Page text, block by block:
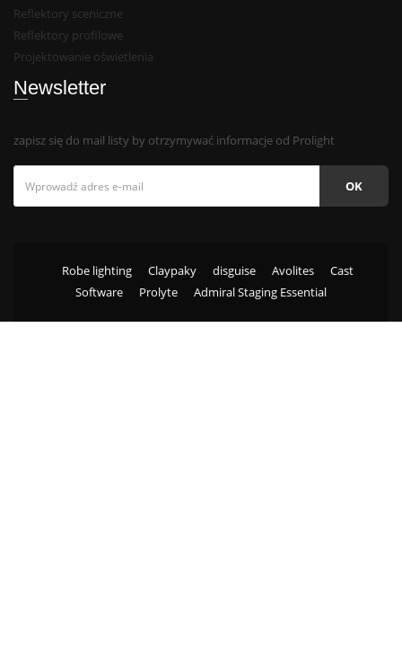
Reflektory sceniczne
Reflektory profilowe
Projektowanie oświetlenia
Newsletter
zapisz się do mail listy by otrzymywać informacje od Prolight
OK
Robe lighting Claypaky disguise Avolites
Cast
Software
Prolyte Admiral Staging Essential